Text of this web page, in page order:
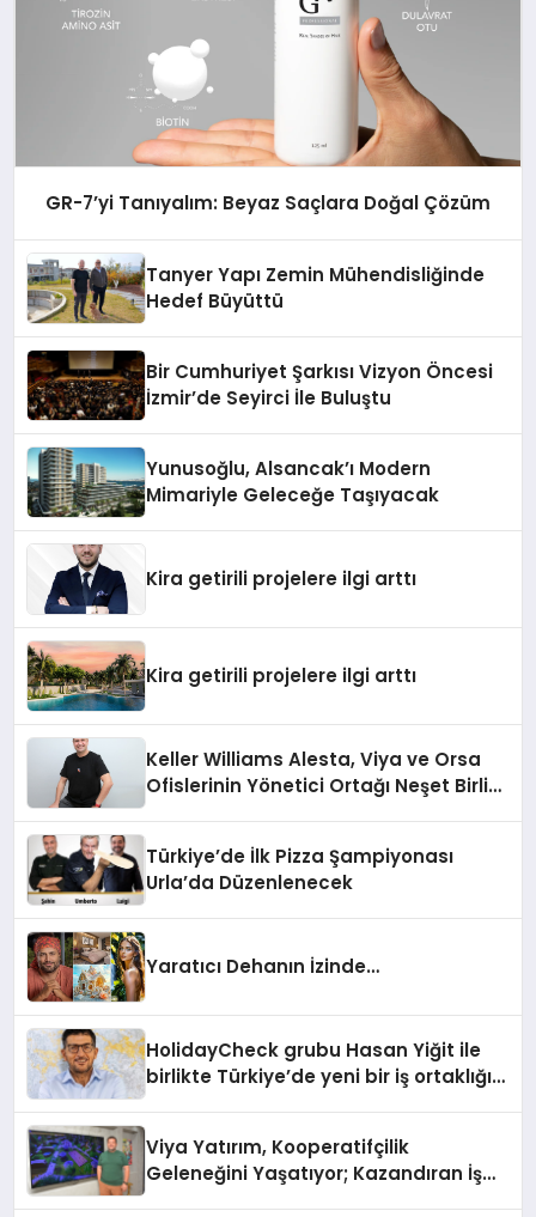
GR-7’yi Tanıyalım: Beyaz Saçlara Doğal Çözüm
Tanyer Yapı Zemin Mühendisliğinde
Hedef Büyüttü
Bir Cumhuriyet Şarkısı Vizyon Öncesi
İzmir’de Seyirci İle Buluştu
Yunusoğlu, Alsancak’ı Modern
Mimariyle Geleceğe Taşıyacak
Kira getirili projelere ilgi arttı
Kira getirili projelere ilgi arttı
Keller Williams Alesta, Viya ve Orsa
Ofislerinin Yönetici Ortağı Neşet Birlik:
Türkiye’de İlk Pizza Şampiyonası
Urla’da Düzenlenecek
Yaratıcı Dehanın İzinde…
HolidayCheck grubu Hasan Yiğit ile
birlikte Türkiye’de yeni bir iş ortaklığı
Viya Yatırım, Kooperatifçilik
Geleneğini Yaşatıyor; Kazandıran İş